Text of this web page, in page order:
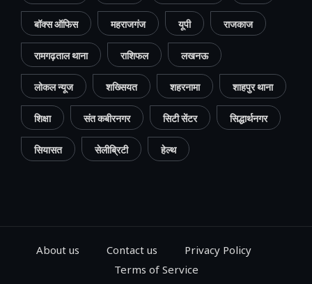
बॉक्स ऑफिस महराजगंज यूपी राजकाज
रामगढ़ताल थाना राशिफल लखनऊ
लोकल न्यूज शख्सियत शहरनामा शाहपुर थाना
शिक्षा संत कबीरनगर सिटी सेंटर सिद्धार्थनगर
सियासत सेलीब्रिटी हेल्थ
About us Contact us
Privacy Policy
Terms of Service